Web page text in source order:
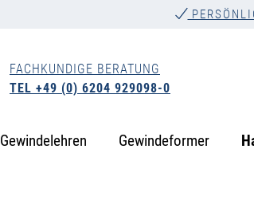
FACHKUNDIGE BERATUNG
TEL +49 (0) 6204 929098-0
Gewindelehren Gewindeformer